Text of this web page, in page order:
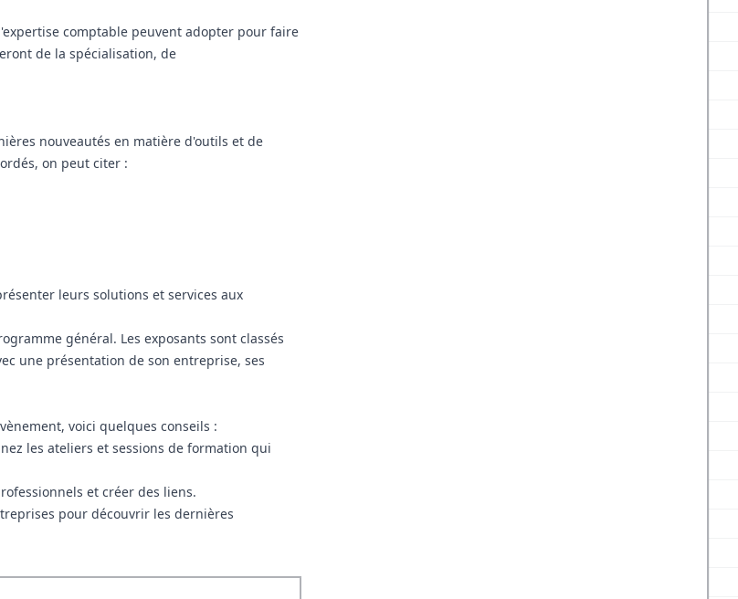
comptable peuvent adopter pour faire
de la spécialisation, de
nouveautés en matière d'outils et de
on peut citer :
leurs solutions et services aux
général. Les exposants sont classés
une présentation de son entreprise, ses
voici quelques conseils :
les ateliers et sessions de formation qui
et créer des liens.
pour découvrir les dernières